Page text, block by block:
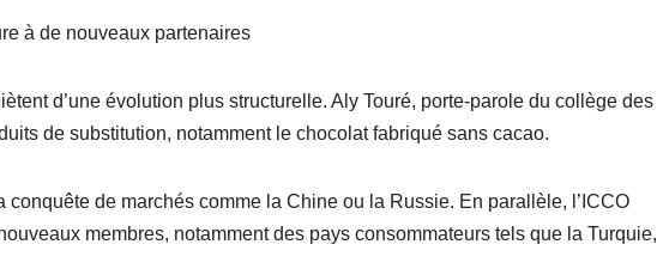
à de nouveaux partenaires
d’une évolution plus structurelle. Aly Touré, porte-parole du collège des
de substitution, notamment le chocolat fabriqué sans cacao.
de marchés comme la Chine ou la Russie. En parallèle, l’ICCO
membres, notamment des pays consommateurs tels que la Turquie,